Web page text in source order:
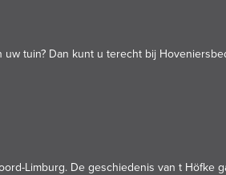
tuin? Dan kunt u terecht bij
Limburg. De geschiedenis van t Höfke